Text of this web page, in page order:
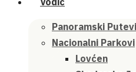
Panoramski Putevi
Nacionalni Parkovi
Lovćen